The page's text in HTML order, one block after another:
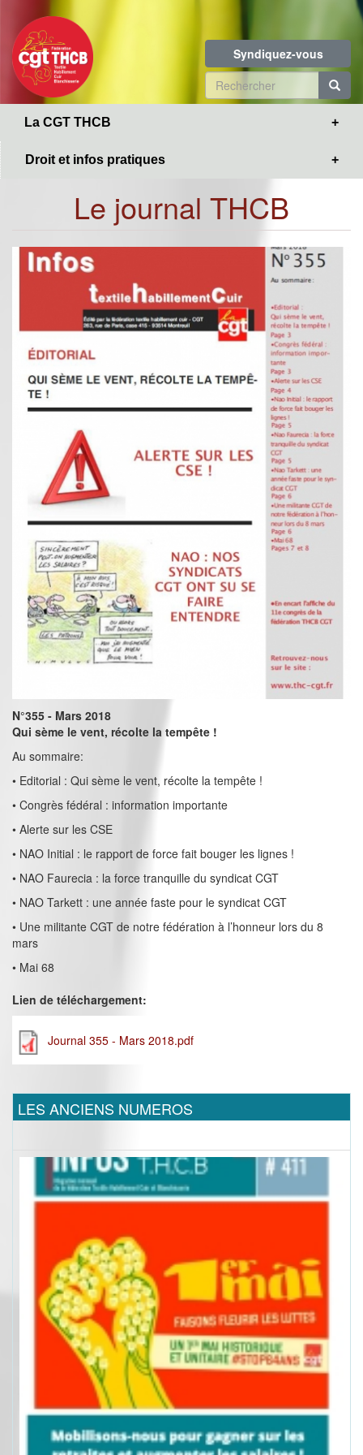
contenu
principal
Syndiquez-vous
Formulaire
de
La CGT THCB
Droit et infos pratiques
Le journal THCB
N°355 - Mars 2018
Qui sème le vent, récolte la tempête !
Au sommaire:
• Editorial : Qui sème le vent, récolte la tempête !
• Congrès fédéral : information importante
• Alerte sur les CSE
• NAO Initial : le rapport de force fait bouger les lignes !
• NAO Faurecia : la force tranquille du syndicat CGT
• NAO Tarkett : une année faste pour le syndicat CGT
• Une militante CGT de notre fédération à l’honneur lors du 8
mars
• Mai 68
Lien de téléchargement:
Journal 355 - Mars 2018.pdf
LES ANCIENS NUMEROS